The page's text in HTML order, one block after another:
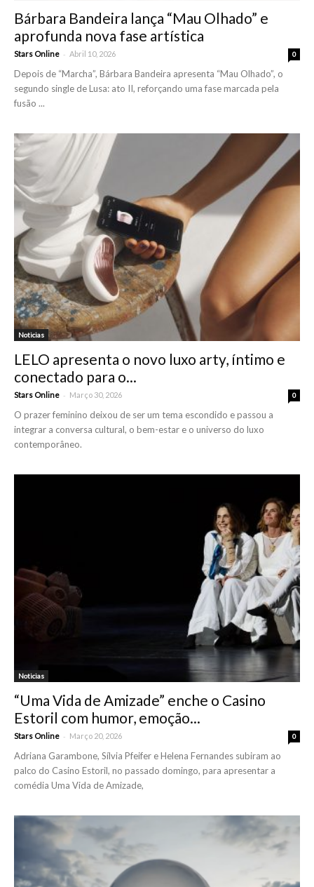
Bárbara Bandeira lança “Mau Olhado” e
aprofunda nova fase artística
Stars Online - Abril 10, 2026 0
Depois de “Marcha”, Bárbara Bandeira apresenta “Mau Olhado”, o
segundo single de Lusa: ato II, reforçando uma fase marcada pela
fusão ...
Noticias
LELO apresenta o novo luxo arty, íntimo e
conectado para o...
Stars Online - Março 30, 2026 0
O prazer feminino deixou de ser um tema escondido e passou a
integrar a conversa cultural, o bem-estar e o universo do luxo
contemporâneo.
Noticias
“Uma Vida de Amizade” enche o Casino
Estoril com humor, emoção...
Stars Online - Março 20, 2026 0
Adriana Garambone, Sílvia Pfeifer e Helena Fernandes subiram ao
palco do Casino Estoril, no passado domingo, para apresentar a
comédia Uma Vida de Amizade,